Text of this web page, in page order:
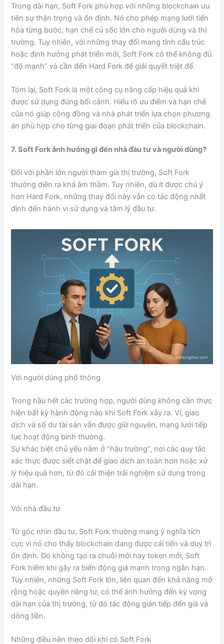
Trong dài hạn, Soft Fork phù hợp với những blockchain ưu
tiên sự thận trọng và ổn định. Nó cho phép mạng lưới tiến
hóa từng bước, hạn chế cú sốc lớn cho người dùng và thị
trường. Tuy nhiên, với những thay đổi mang tính cấu trúc
hoặc định hướng phát triển mới, Soft Fork có thể không đủ
“độ mạnh” và cần đến Hard Fork để giải quyết triệt để.
Tóm lại, Soft Fork là một công cụ nâng cấp hiệu quả khi
được sử dụng đúng bối cảnh. Hiểu rõ ưu điểm và hạn chế
của nó giúp cộng đồng và nhà phát triển lựa chọn phương
án phù hợp cho từng giai đoạn phát triển của blockchain.
7. Soft Fork ảnh hưởng gì đến nhà đầu tư và người dùng?
Đối với phần lớn người tham gia thị trường, Soft Fork
thường diễn ra khá âm thầm. Tuy nhiên, dù ít được chú ý
hơn Hard Fork, những thay đổi này vẫn có tác động nhất
định đến hành vi sử dụng và tâm lý đầu tư.
Với người dùng phổ thông
Trong hầu hết các trường hợp, người dùng không cần thực
hiện bất kỳ hành động nào khi Soft Fork xảy ra. Ví, giao
dịch và số dư tài sản vẫn được giữ nguyên, mạng lưới tiếp
tục hoạt động bình thường.
Sự khác biệt chủ yếu nằm ở “hậu trường”, nơi các quy tắc
xác thực được siết chặt để giao dịch an toàn hơn hoặc xử
lý hiệu quả hơn, từ đó cải thiện trải nghiệm sử dụng trong
dài hạn.
Với nhà đầu tư
Từ góc nhìn đầu tư, Soft Fork thường mang ý nghĩa tích
cực vì nó cho thấy blockchain đang được cải tiến và duy trì
ổn định. Do không tạo ra chuỗi mới hay token mới, Soft
Fork hiếm khi gây ra biến động giá mạnh trong ngắn hạn.
Tuy nhiên, những Soft Fork lớn, liên quan đến khả năng mở
rộng hoặc quyền riêng tư, có thể ảnh hưởng đến kỳ vọng
dài hạn của thị trường, từ đó tác động gián tiếp đến giá và
dòng tiền.
Những điều nên theo dõi khi có Soft Fork